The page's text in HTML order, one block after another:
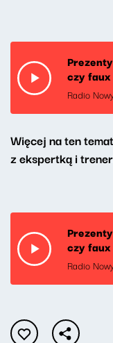
czy faux
Radio
Więcej na ten
z ekspertką i
czy faux
Radio